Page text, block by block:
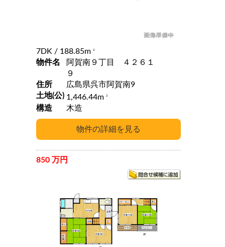
7DK / 188.85m 2
物件名
阿賀南９丁目 ４２６１
９
住所
広島県呉市阿賀南9
土地(公) 1,446.44m 2
構造 木造
850 万円